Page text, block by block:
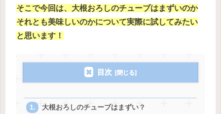
そこで今回は、大根おろしのチューブはまずいのか
それとも美味しいのかについて実際に試してみたい
と思います！
目次
大根おろしのチューブはまずい？